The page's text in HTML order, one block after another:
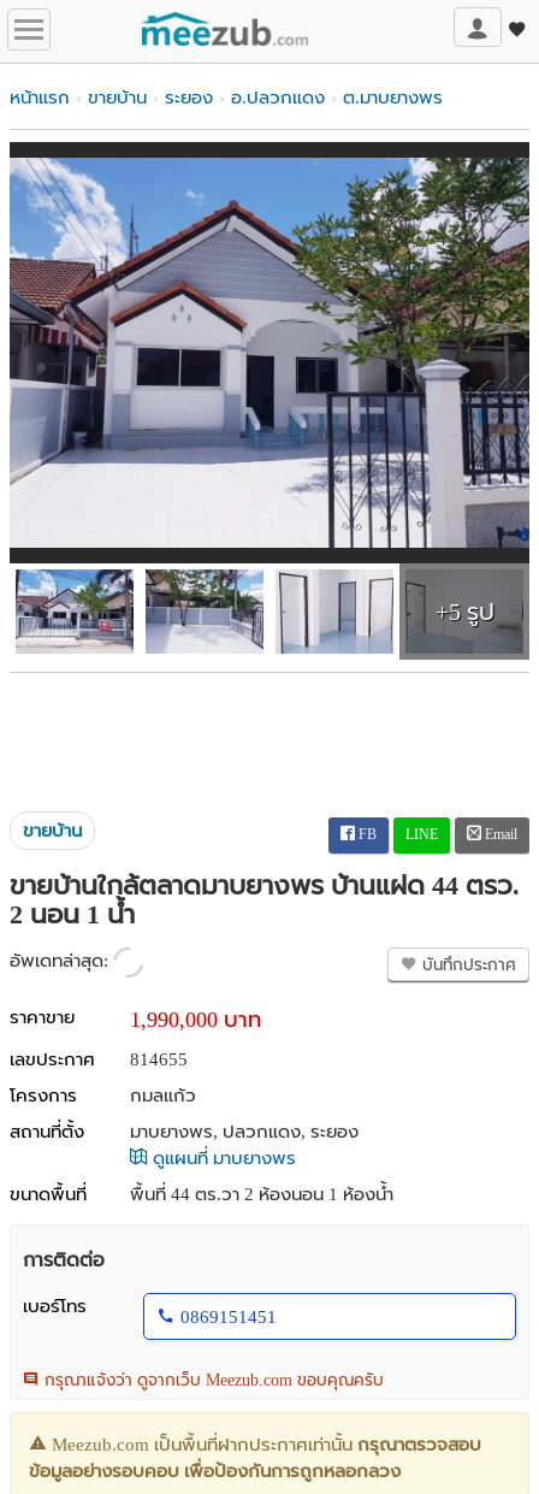
หน้าแรก ขายบ้าน ระยอง อ.ปลวกแดง ต.มาบยางพร
+5 รูป
ขายบ้าน FB LINE Email
ขายบ้านใกล้ตลาดมาบยางพร บ้านแฝด 44 ตรว.
2 นอน 1 น้ำ
อัพเดทล่าสุด: บันทึกประกาศ
ราคาขาย 1,990,000 บาท
เลขประกาศ
814655
โครงการ
กมลแก้ว
สถานที่ตั้ง
มาบยางพร, ปลวกแดง, ระยอง
ดูแผนที่ มาบยางพร
ขนาดพื้นที่
พื้นที่ 44 ตร.วา 2 ห้องนอน 1 ห้องน้ำ
การติดต่อ
เบอร์โทร
0869151451
กรุณาแจ้งว่า ดูจากเว็บ Meezub.com ขอบคุณครับ
Meezub.com เป็นพื้นที่ฝากประกาศเท่านั้น กรุณาตรวจสอบ
ข้อมูลอย่างรอบคอบ เพื่อป้องกันการถูกหลอกลวง